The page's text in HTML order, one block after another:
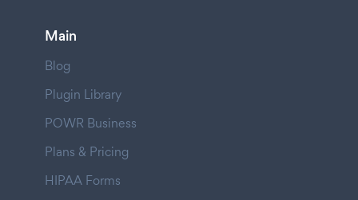
Main
Blog
Plugin Library
POWR Business
Plans & Pricing
HIPAA Forms